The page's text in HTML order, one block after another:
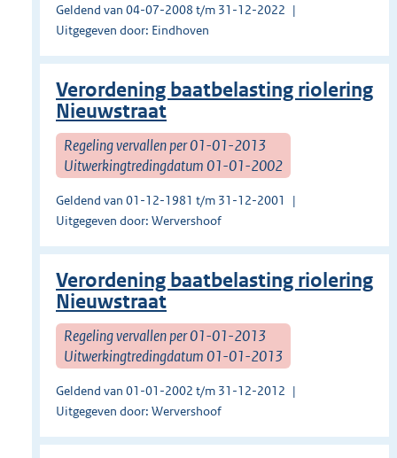
Geldend van 04-07-2008 t/m 31-12-2022
Uitgegeven door: Eindhoven
Verordening baatbelasting riolering
Nieuwstraat
Regeling vervallen per 01-01-2013
Uitwerkingtredingdatum 01-01-2002
Geldend van 01-12-1981 t/m 31-12-2001
Uitgegeven door: Wervershoof
Verordening baatbelasting riolering
Nieuwstraat
Regeling vervallen per 01-01-2013
Uitwerkingtredingdatum 01-01-2013
Geldend van 01-01-2002 t/m 31-12-2012
Uitgegeven door: Wervershoof